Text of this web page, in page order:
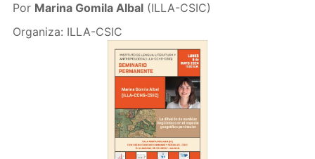
Por Marina Gomila Albal(ILLA-CSIC)
Organiza: ILLA-CSIC